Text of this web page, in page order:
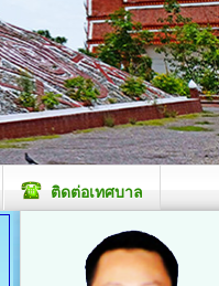
ติดต่อเทศบาล